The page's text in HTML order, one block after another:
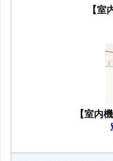
【室
【室内